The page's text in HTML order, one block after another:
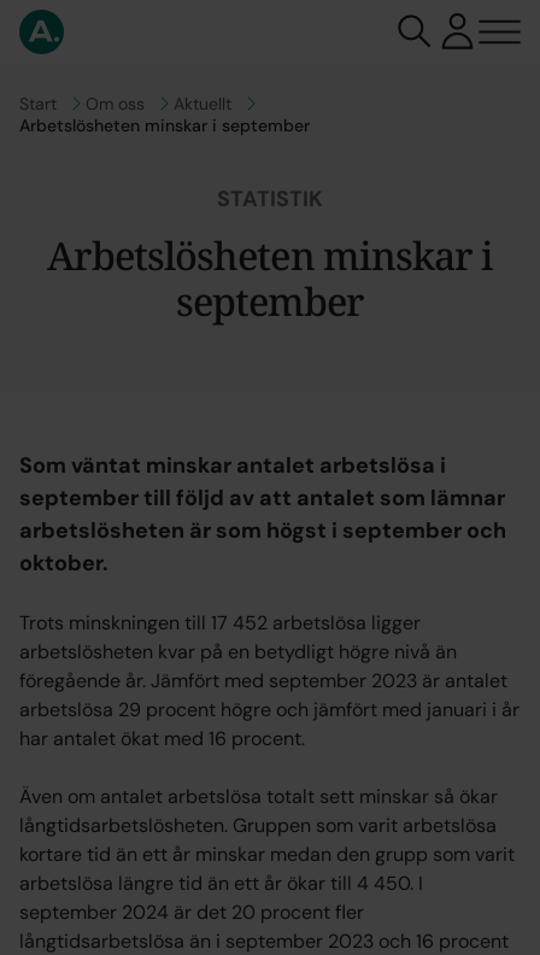
Gå till
Start Gå till
Om oss Gå till
Aktuellt
Arbetslösheten minskar i september
STATISTIK
Arbetslösheten minskar i
september
Som väntat minskar antalet arbetslösa i
september till följd av att antalet som lämnar
arbetslösheten är som högst i september och
oktober.
Trots minskningen till 17 452 arbetslösa ligger
arbetslösheten kvar på en betydligt högre nivå än
föregående år. Jämfört med september 2023 är antalet
arbetslösa 29 procent högre och jämfört med januari i år
har antalet ökat med 16 procent.
Även om antalet arbetslösa totalt sett minskar så ökar
långtidsarbetslösheten. Gruppen som varit arbetslösa
kortare tid än ett år minskar medan den grupp som varit
arbetslösa längre tid än ett år ökar till 4 450. I
september 2024 är det 20 procent fler
långtidsarbetslösa än i september 2023 och 16 procent